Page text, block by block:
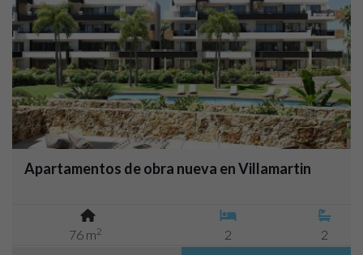
Apartamentos de obra nueva en Villamartin
76 m2 2 2